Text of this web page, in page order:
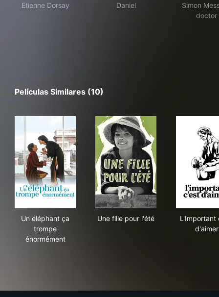
Etienne Dorsay
Daniel
Simon
doctor
Películas Similares (10)
Un éléphant ça
trompe
énormément
Une fille pour l'été
L'Important
d'aimer